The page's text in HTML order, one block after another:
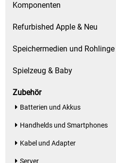
Körperpflege
Küchenzubehör
Limonaden
Mehl / Griess / Stärke / Getreide
Mundpflege
Komponenten
Refurbished Apple & Neu
Speichermedien und Rohlinge
Spielzeug & Baby
Zubehör
Batterien und Akkus
Handhelds und Smartphones
Kabel und Adapter
Server